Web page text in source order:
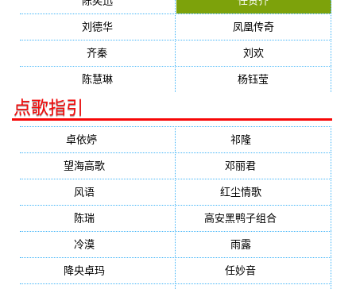
刘德华 凤凰传奇
齐秦 刘欢
陈慧琳 杨钰莹
点歌指引
卓依婷 祁隆(647)
望海高歌 邓丽君
风语 红尘情歌(472)
陈瑞 高安黑鸭子组合
冷漠 雨露(350)
降央卓玛 任妙音